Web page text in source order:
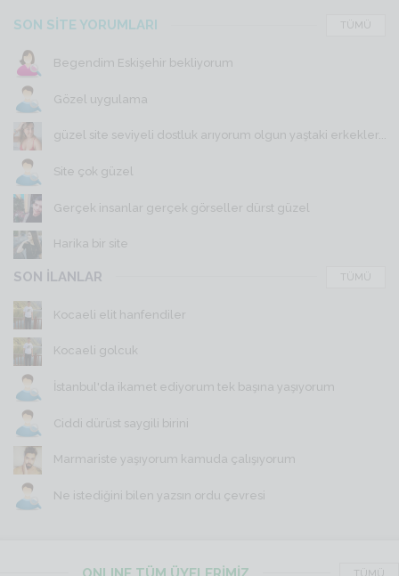
SON SİTE YORUMLARI TÜMÜ
Begendim Eskişehir bekliyorum
Gözel uygulama
güzel site seviyeli dostluk arıyorum olgun yaştaki erkekler...
Site çok güzel
Gerçek insanlar gerçek görseller dürst güzel
Harika bir site
SON İLANLAR TÜMÜ
Kocaeli elit hanfendiler
Kocaeli golcuk
İstanbul'da ikamet ediyorum tek başına yaşıyorum
Ciddi dürüst saygili birini
Marmariste yaşıyorum kamuda çalışıyorum
Ne istediğini bilen yazsın ordu çevresi
TÜMÜ